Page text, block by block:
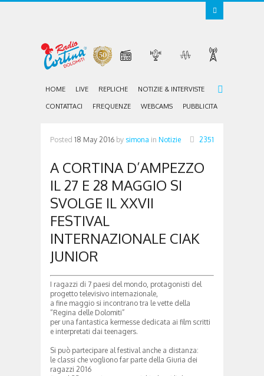
HOME LIVE REPLICHE NOTIZIE & INTERVISTE
CONTATTACI FREQUENZE WEBCAMS PUBBLICITA
Posted 18 May 2016 by simona in Notizie 2351
A CORTINA D’AMPEZZO
IL 27 E 28 MAGGIO SI
SVOLGE IL XXVII
FESTIVAL
INTERNAZIONALE CIAK
JUNIOR
I ragazzi di 7 paesi del mondo, protagonisti del
progetto televisivo internazionale,
a fine maggio si incontrano tra le vette della
“Regina delle Dolomiti”
per una fantastica kermesse dedicata ai film scritti
e interpretati dai teenagers.
Si può partecipare al festival anche a distanza:
le classi che vogliono far parte della Giuria dei
ragazzi 2016